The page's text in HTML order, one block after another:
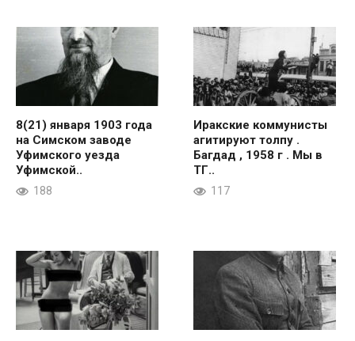
8(21) января 1903 года
на Симском заводе
Уфимского уезда
Уфимской..
188
Иракские коммунисты
агитируют толпу .
Багдад , 1958 г . Мы в
ТГ..
117